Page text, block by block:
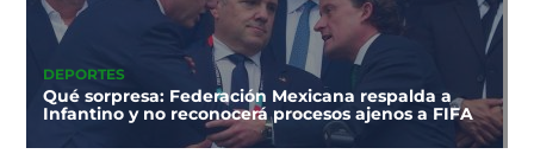
DEPORTES
Qué sorpresa: Federación Mexicana respalda a
Infantino y no reconocerá procesos ajenos a FIFA